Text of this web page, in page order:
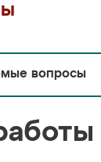
вопросы